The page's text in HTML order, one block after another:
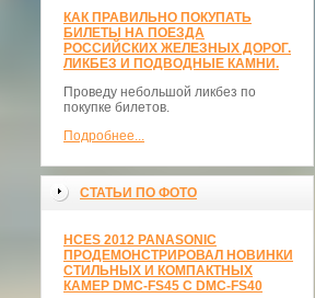
КАК ПРАВИЛЬНО ПОКУПАТЬ
БИЛЕТЫ НА ПОЕЗДА
РОССИЙСКИХ ЖЕЛЕЗНЫХ ДОРОГ.
ЛИКБЕЗ И ПОДВОДНЫЕ КАМНИ.
Проведу небольшой ликбез по
покупке билетов.
Подробнее...
СТАТЬИ ПО ФОТО
НCES 2012 PANASONIC
ПРОДЕМОНСТРИРОВАЛ НОВИНКИ
СТИЛЬНЫХ И КОМПАКТНЫХ
КАМЕР DMC-FS45 С DMC-FS40